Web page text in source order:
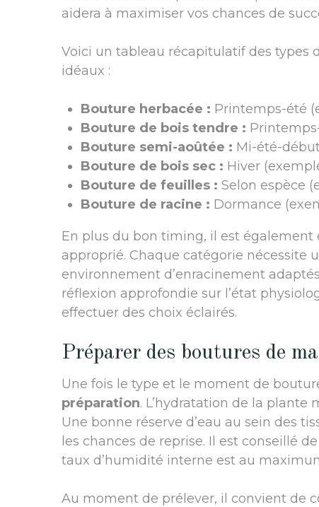
aidera à maximiser vos chances de
Voici un tableau récapitulatif des types
idéaux :
Bouture herbacée : Printemps-été
Bouture de bois tendre :
Bouture semi-aoûtée : Mi-été-
Bouture de bois sec : Hiver
Bouture de feuilles : Selon espèce
Bouture de racine : Dormance
En plus du bon timing, il est
approprié. Chaque catégorie nécessite
environnement d’enracinement
réflexion approfondie sur l’état
effectuer des choix éclairés.
Préparer des boutures de
Une fois le type et le moment de
préparation. L’hydratation de la
Une bonne réserve d’eau au sein des
les chances de reprise. Il est conseillé
taux d’humidité interne est au
Au moment de prélever, il convient de